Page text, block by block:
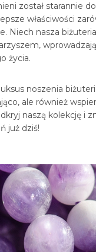
został starannie
właściwości
Niech nasza
życia.
noszenia
ale również
naszą kolekcję i
już dziś!